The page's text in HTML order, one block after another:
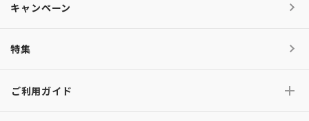
キャンペーン
特集
ご利用ガイド